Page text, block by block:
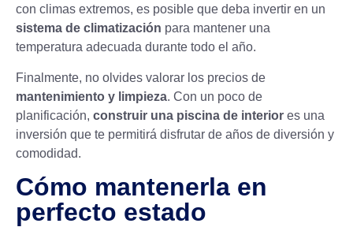
con climas extremos, es posible que deba invertir en un
sistema de climatización para mantener una
temperatura adecuada durante todo el año.
Finalmente, no olvides valorar los precios de
mantenimiento y limpieza. Con un poco de
planificación, construir una piscina de interior es una
inversión que te permitirá disfrutar de años de diversión y
comodidad.
Cómo mantenerla en
perfecto estado